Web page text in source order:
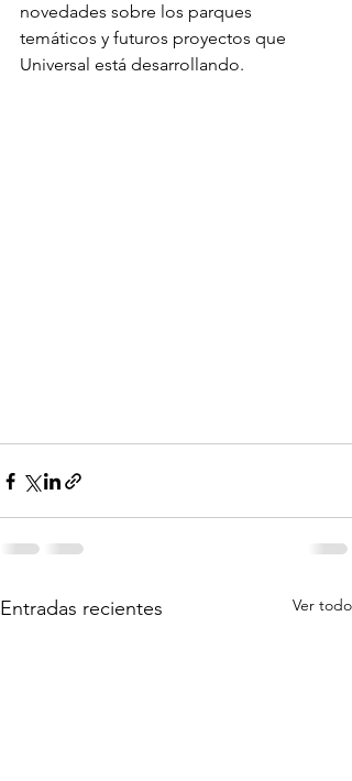
novedades sobre los parques
temáticos y futuros proyectos que
Universal está desarrollando.
Entradas recientes Ver todo